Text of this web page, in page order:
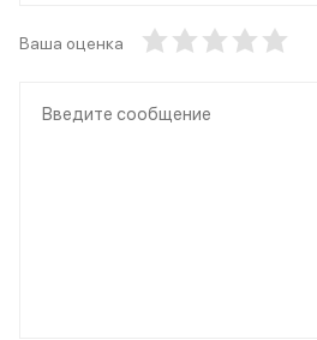
Ваша оценка